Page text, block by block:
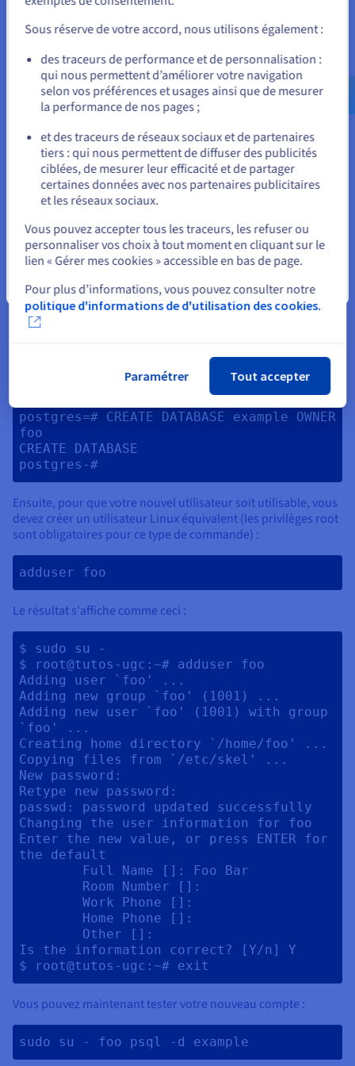
postgres=# CREATE USER foo WITH PASSWORD
'bar';
Le résultat s'affiche comme ceci :
postgres=# CREATE USER foo WITH PASSWORD
'bar';
CREATE ROLE
Création d'une base de données
Lorsque vous créez une base de données, vous pouvez en
définir le propriétaire :
postgres=# CREATE DATABASE example OWNER
Le résultat s'affiche comme ceci :
postgres=# CREATE DATABASE example OWNER
foo
CREATE DATABASE
Ensuite, pour que votre nouvel utilisateur soit utilisable, vous
devez créer un utilisateur Linux équivalent (les privilèges root
sont obligatoires pour ce type de commande) :
adduser foo
Le résultat s'affiche comme ceci :
$ sudo su -
$ root@tutos-ugc:~# adduser foo
Adding user `foo' ...
Adding new group `foo' (1001) ...
Adding new user `foo' (1001) with group
`foo' ...
Creating home directory `/home/foo' ...
Copying files from `/etc/skel' ...
New password:
Retype new password:
passwd: password updated successfully
Changing the user information for foo
Enter the new value, or press ENTER for
the default
Is the information correct? [Y/n] Y
Vous pouvez maintenant tester votre nouveau compte :
sudo su - foo psql -d example
Unis) et créez un compte.
us.ovhcloud.com/community Anglais
USD -
$
Rester sur le site actuel
Fermer
Sous réserve de votre accord, nous utilisons également :
des traceurs de performance et de personnalisation :
qui nous permettent d’améliorer votre navigation
selon vos préférences et usages ainsi que de mesurer
la performance de nos pages ;
et des traceurs de réseaux sociaux et de partenaires
tiers : qui nous permettent de diffuser des publicités
ciblées, de mesurer leur efficacité et de partager
certaines données avec nos partenaires publicitaires
et les réseaux sociaux.
Vous pouvez accepter tous les traceurs, les refuser ou
personnaliser vos choix à tout moment en cliquant sur le
lien « Gérer mes cookies » accessible en bas de page.
Pour plus d’informations, vous pouvez consulter notre
politique d'informations de d'utilisation des cookies.
Paramétrer Tout accepter